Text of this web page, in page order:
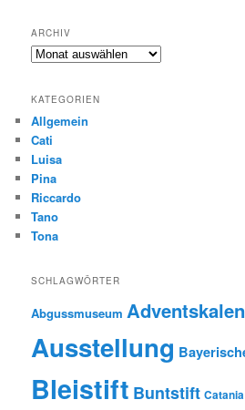
ARCHIV
Archiv
KATEGORIEN
Allgemein
Cati
Luisa
Pina
Riccardo
Tano
Tona
SCHLAGWÖRTER
Abgussmuseum
Ausstellung
Bleistift Buntstift Catania